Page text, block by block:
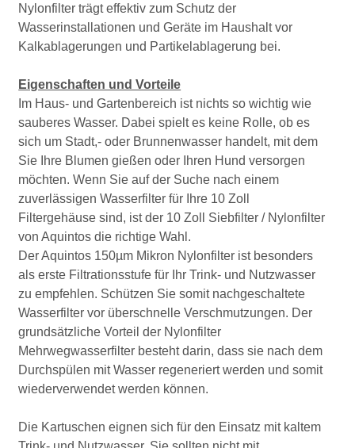
Nylonfilter trägt effektiv zum Schutz der
Wasserinstallationen und Geräte im Haushalt vor
Kalkablagerungen und Partikelablagerung bei.
Eigenschaften und Vorteile
Im Haus- und Gartenbereich ist nichts so wichtig wie
sauberes Wasser. Dabei spielt es keine Rolle, ob es
sich um Stadt,- oder Brunnenwasser handelt, mit dem
Sie Ihre Blumen gießen oder Ihren Hund versorgen
möchten. Wenn Sie auf der Suche nach einem
zuverlässigen Wasserfilter für Ihre 10 Zoll
Filtergehäuse sind, ist der 10 Zoll Siebfilter / Nylonfilter
von Aquintos die richtige Wahl.
Der Aquintos 150µm Mikron Nylonfilter ist besonders
als erste Filtrationsstufe für Ihr Trink- und Nutzwasser
zu empfehlen. Schützen Sie somit nachgeschaltete
Wasserfilter vor überschnelle Verschmutzungen. Der
grundsätzliche Vorteil der Nylonfilter
Mehrwegwasserfilter besteht darin, dass sie nach dem
Durchspülen mit Wasser regeneriert werden und somit
wiederverwendet werden können.
Die Kartuschen eignen sich für den Einsatz mit kaltem